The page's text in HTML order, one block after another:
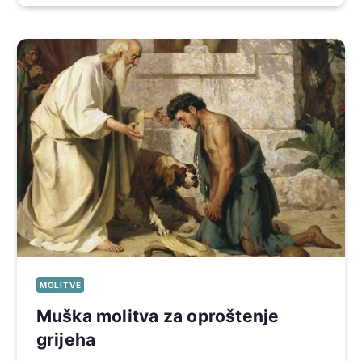
MOLITVE
Muška molitva za oproštenje
grijeha